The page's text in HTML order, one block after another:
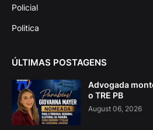
Policial
Politica
ÚLTIMAS POSTAGENS
Advogada
o TRE PB
August 06, 2026